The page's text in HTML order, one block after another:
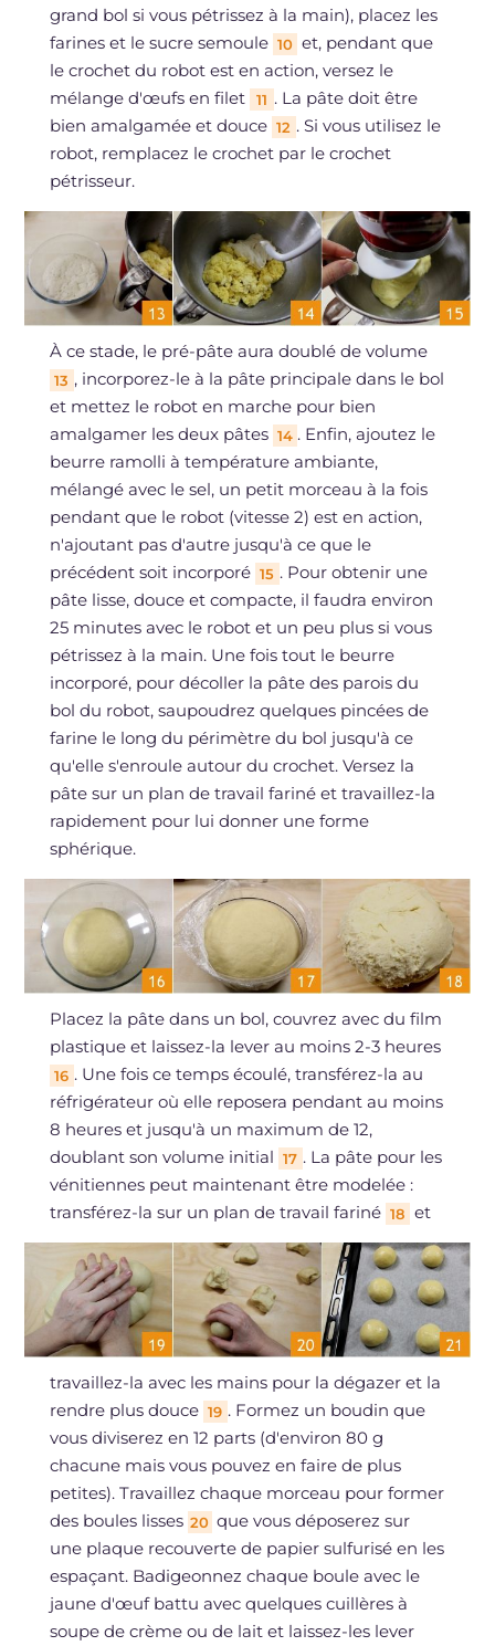
grand bol si vous pétrissez à la main), placez les
farines et le sucre semoule 10 et, pendant que
le crochet du robot est en action, versez le
mélange d'œufs en filet
11 . La pâte doit être
bien amalgamée et douce 12 . Si vous utilisez le
robot, remplacez le crochet par le crochet
pétrisseur.
À ce stade, le pré-pâte aura doublé de volume
13 , incorporez-le à la pâte principale dans le bol
et mettez le robot en marche pour bien
amalgamer les deux pâtes 14 . Enfin, ajoutez le
beurre ramolli à température ambiante,
mélangé avec le sel, un petit morceau à la fois
pendant que le robot (vitesse 2) est en action,
n'ajoutant pas d'autre jusqu'à ce que le
précédent soit incorporé 15 . Pour obtenir une
pâte lisse, douce et compacte, il faudra environ
25 minutes avec le robot et un peu plus si vous
pétrissez à la main. Une fois tout le beurre
incorporé, pour décoller la pâte des parois du
bol du robot, saupoudrez quelques pincées de
farine le long du périmètre du bol jusqu'à ce
qu'elle s'enroule autour du crochet. Versez la
pâte sur un plan de travail fariné et travaillez-la
rapidement pour lui donner une forme
sphérique.
Placez la pâte dans un bol, couvrez avec du film
plastique et laissez-la lever au moins 2-3 heures
16 . Une fois ce temps écoulé, transférez-la au
réfrigérateur où elle reposera pendant au moins
8 heures et jusqu'à un maximum de 12,
doublant son volume initial 17 . La pâte pour les
vénitiennes peut maintenant être modelée :
transférez-la sur un plan de travail fariné 18 et
travaillez-la avec les mains pour la dégazer et la
rendre plus douce 19 . Formez un boudin que
vous diviserez en 12 parts (d'environ 80 g
chacune mais vous pouvez en faire de plus
petites). Travaillez chaque morceau pour former
des boules lisses 20 que vous déposerez sur
une plaque recouverte de papier sulfurisé en les
espaçant. Badigeonnez chaque boule avec le
jaune d'œuf battu avec quelques cuillères à
soupe de crème ou de lait et laissez-les lever